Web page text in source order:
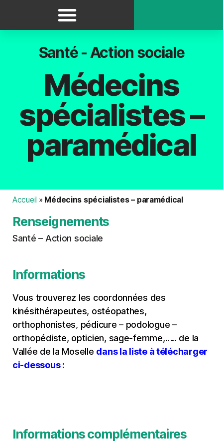
Santé - Action sociale
Médecins
spécialistes –
paramédical
Accueil » Médecins spécialistes – paramédical
Renseignements
Santé – Action sociale
Informations
Vous trouverez les coordonnées des
kinésithérapeutes, ostéopathes,
orthophonistes, pédicure – podologue –
orthopédiste, opticien, sage-femme,….. de la
Vallée de la Moselle dans la liste à télécharger
ci-dessous :
Informations complémentaires